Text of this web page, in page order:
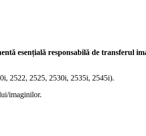
esențială responsabilă de transferul
2522, 2525, 2530i, 2535i, 2545i).
imaginilor.